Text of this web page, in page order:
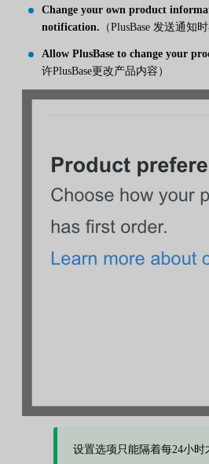
Change your own product
notification. （PlusBase 发送通知
Allow PlusBase to change your
许PlusBase更改产品内容）
设置选项只能隔着每24小时